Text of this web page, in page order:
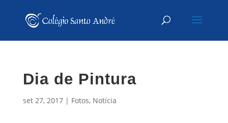
Dia de Pintura
set 27, 2017| Fotos, Notícia